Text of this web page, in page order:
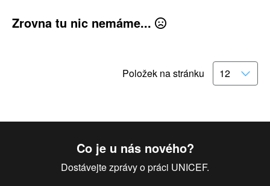
Zrovna tu nic nemáme...
Položek na stránku
Co je u nás nového?
Dostávejte zprávy o práci UNICEF.